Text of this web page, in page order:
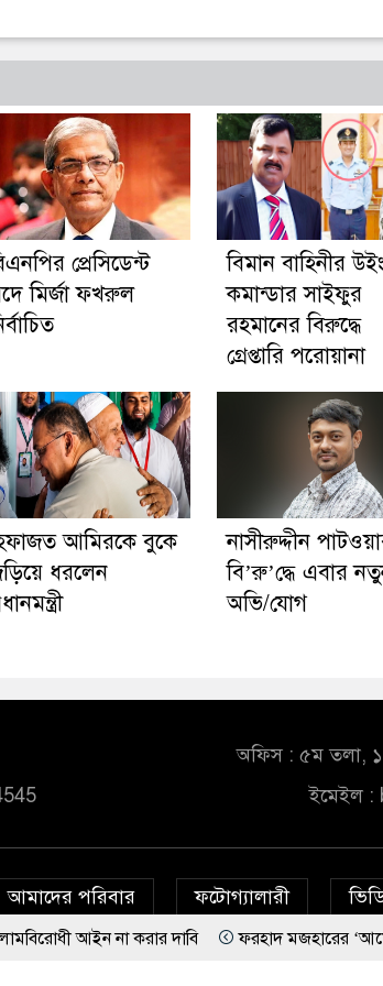
প্রেসিডেন্ট
মির্জা ফখরুল
বিমান বাহিনীর
কমান্ডার সাইফুর
রহমানের বিরুদ্ধে
গ্রেপ্তারি পরোয়ানা
আমিরকে বুকে
ধরলেন
নাসীরুদ্দীন
বি’রু’দ্ধে এবার
অভি/যোগ
অফিস : ৫ম তলা,
ইমেইল :
আমাদের পরিবার ফটোগ্যালারী
করার দাবি ফরহাদ মজহারের ‘আমেরিকান